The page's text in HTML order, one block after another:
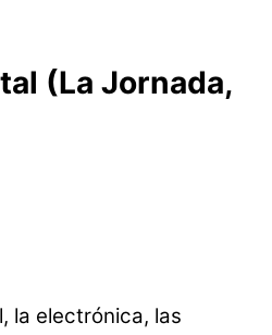
(La Jornada,
la electrónica, las